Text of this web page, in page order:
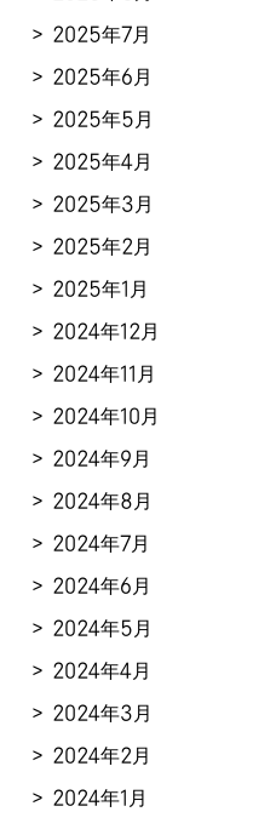
2025年7月
2025年6月
2025年5月
2025年4月
2025年3月
2025年2月
2025年1月
2024年12月
2024年11月
2024年10月
2024年9月
2024年8月
2024年7月
2024年6月
2024年5月
2024年4月
2024年3月
2024年2月
2024年1月